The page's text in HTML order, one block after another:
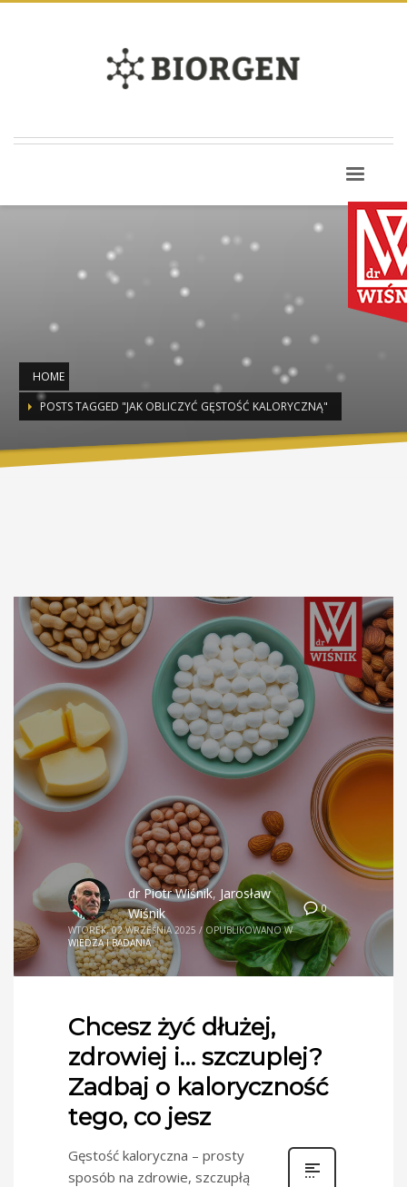
HOME
POSTS TAGGED "JAK OBLICZYĆ GĘSTOŚĆ KALORYCZNĄ"
0
dr Piotr Wiśnik, Jarosław
Wiśnik
WTOREK, 02 WRZEŚNIA 2025 / OPUBLIKOWANO W
WIEDZA I BADANIA
Chcesz żyć dłużej,
zdrowiej i… szczuplej?
Zadbaj o kaloryczność
tego, co jesz
Gęstość kaloryczna – prosty
sposób na zdrowie, szczupłą